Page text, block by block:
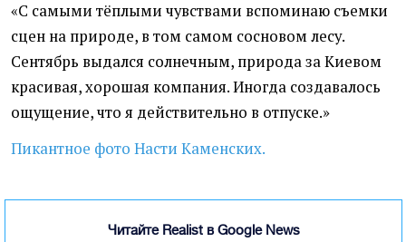
«С самыми тёплыми чувствами вспоминаю съемки
сцен на природе, в том самом сосновом лесу.
Сентябрь выдался солнечным, природа за Киевом
красивая, хорошая компания. Иногда создавалось
ощущение, что я действительно в отпуске.»
Пикантное фото Насти Каменских.
Читайте Realist в Google News